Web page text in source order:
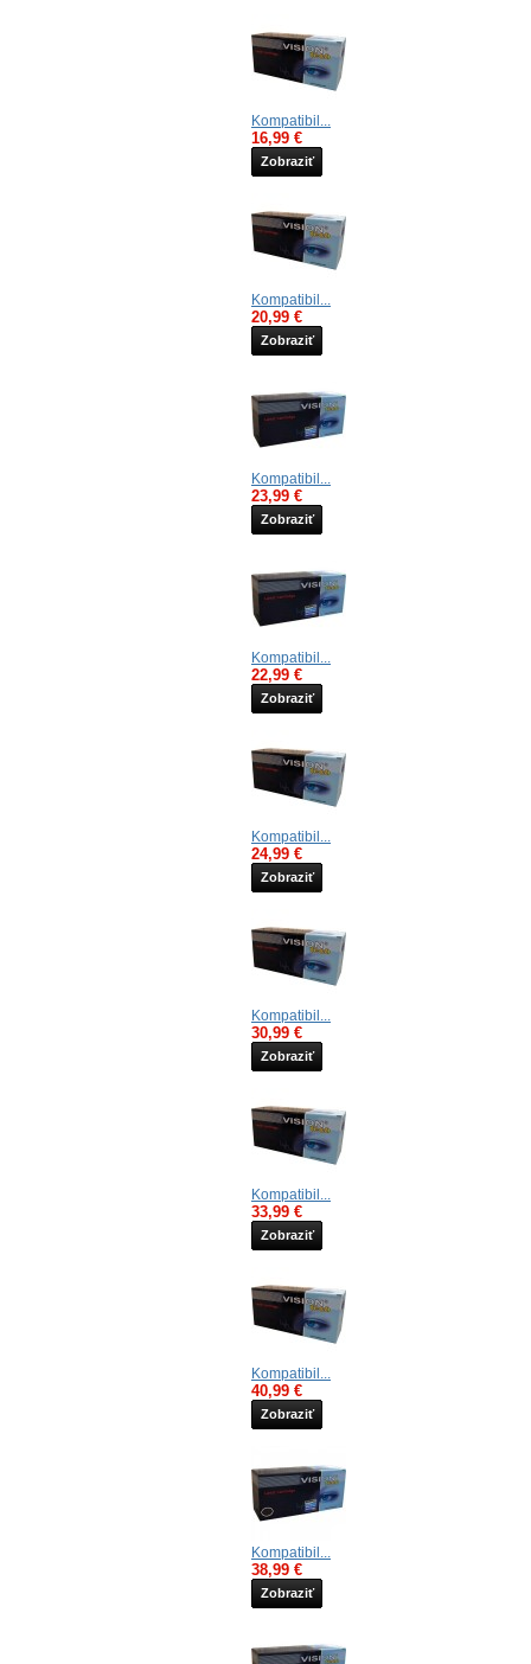
Kompatibil...
16,99 €
Zobraziť
Kompatibil...
20,99 €
Zobraziť
Kompatibil...
23,99 €
Zobraziť
Kompatibil...
22,99 €
Zobraziť
Kompatibil...
24,99 €
Zobraziť
Kompatibil...
30,99 €
Zobraziť
Kompatibil...
33,99 €
Zobraziť
Kompatibil...
40,99 €
Zobraziť
Kompatibil...
38,99 €
Zobraziť